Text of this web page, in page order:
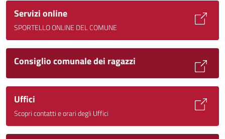
Servizi online
SPORTELLO ONLINE DEL COMUNE
Consiglio comunale dei ragazzi
Uffici
Scopri contatti e orari degli Uffici